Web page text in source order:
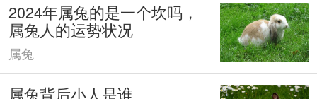
2024年属兔的是一个坎吗，
属兔人的运势状况
属兔
属兔背后小人是谁